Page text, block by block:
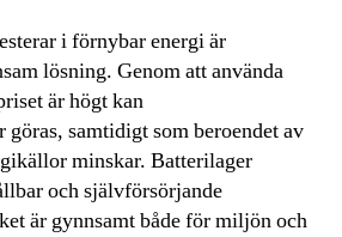
i förnybar energi är
lösning. Genom att använda
är högt kan
göras, samtidigt som beroendet av
minskar. Batterilager
och självförsörjande
är gynnsamt både för miljön och